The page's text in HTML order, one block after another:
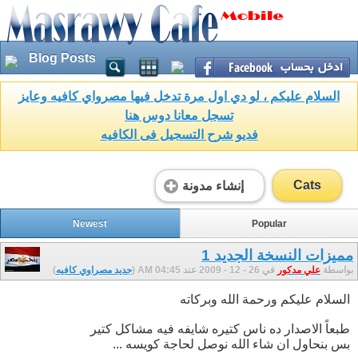
Blog Posts
السلام عليكم ، لو دي اول مرة تدخل فيها مصرواي كافيه وعايز
تسجل معانا دوس هنا
فديو شرح التسجيل فى الكافيه
إنشاء مدونة Cats
Newest Popular
مميزات النسخة الجديد 1
بواسطة علي مدكور في 26 - 12 - 2009 عند 04:45 AM ( جديد مصراوي كافيه)
السلام عليكم ورحمة الله وبركاته
طبعاً الاصدار ده ناس كتيره شايفه فيه مشاكل كتير
بس بنحاول ان شاء الله نوصل لحاجة كويسه ...